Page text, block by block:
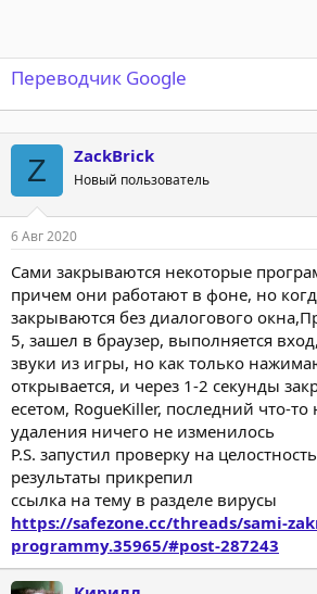
Переводчик Google
Z ZackBrick
Новый пользователь
6 Авг 2020
Сами закрываются некоторые
причем они работают в фоне, но
закрываются без диалогового
5, зашел в браузер, выполняется
звуки из игры, но как только
открывается, и через 1-2 секунды
есетом, RogueKiller, последний что-
удаления ничего не изменилось
P.S. запустил проверку на
результаты прикрепил
ссылка на тему в разделе вирусы
https://safezone.cc/threads/sami-
programmy.35965/#post-287243